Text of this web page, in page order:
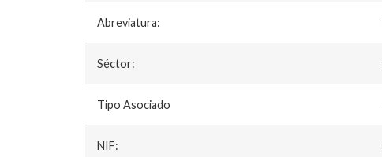
Abreviatura:
Séctor:
Tipo Asociado
NIF: